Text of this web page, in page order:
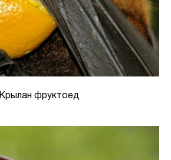
Крылан фруктоед